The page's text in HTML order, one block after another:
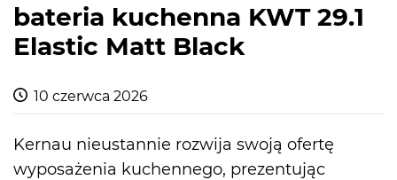
bateria kuchenna KWT 29.1
Elastic Matt Black
10 czerwca 2026
Kernau nieustannie rozwija swoją ofertę
wyposażenia kuchennego, prezentując